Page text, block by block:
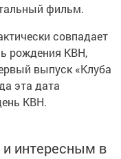
фильм.
совпадает
рождения КВН,
выпуск «Клуба
эта дата
КВН.
интересным в